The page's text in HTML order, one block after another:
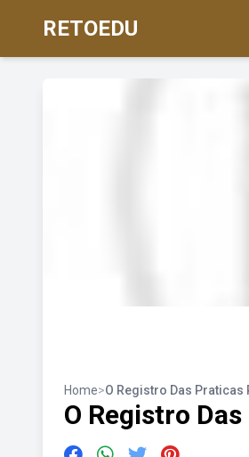
RETOEDU
Home>O Registro Das Praticas
O Registro